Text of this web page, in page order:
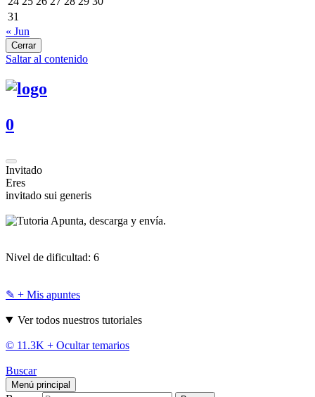
31
« Jun
Cerrar
Saltar al contenido
0
Invitado
Eres
invitado sui generis
Apunta, descarga y envía.
Nivel de dificultad: 6
✎ + Mis apuntes
Ver todos nuestros tutoriales
© 11.3K + Ocultar temarios
Buscar
Menú principal